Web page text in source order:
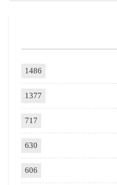
1486
1377
717
630
606